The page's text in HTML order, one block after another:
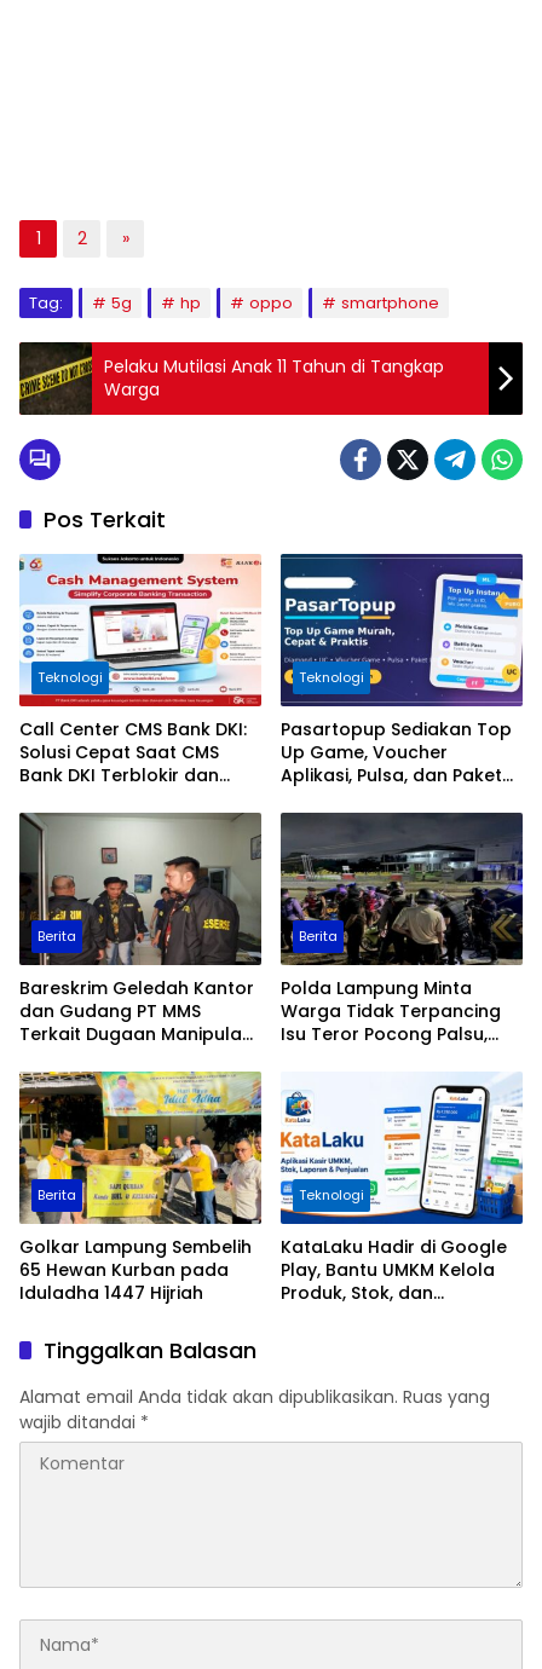
1 2 »
Tag: 5g hp oppo smartphone
Pelaku Mutilasi Anak 11 Tahun di Tangkap
Warga
Pos Terkait
Teknologi
Call Center CMS Bank DKI:
Solusi Cepat Saat CMS
Bank DKI Terblokir dan
Teknologi
Pasartopup Sediakan Top
Up Game, Voucher
Aplikasi, Pulsa, dan Paket
Berita
Bareskrim Geledah Kantor
dan Gudang PT MMS
Terkait Dugaan Manipulasi
Berita
Polda Lampung Minta
Warga Tidak Terpancing
Isu Teror Pocong Palsu,
Berita
Golkar Lampung Sembelih
65 Hewan Kurban pada
Iduladha 1447 Hijriah
Teknologi
KataLaku Hadir di Google
Play, Bantu UMKM Kelola
Produk, Stok, dan
Tinggalkan Balasan
Alamat email Anda tidak akan dipublikasikan. Ruas yang
wajib ditandai *